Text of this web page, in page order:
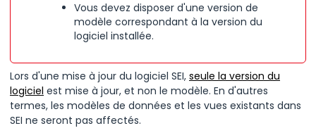
Vous devez disposer d'une version de
modèle correspondant à la version du
logiciel installée.
Lors d'une mise à jour du logiciel SEI, seule la version du
logiciel est mise à jour, et non le modèle. En d'autres
termes, les modèles de données et les vues existants dans
SEI ne seront pas affectés.